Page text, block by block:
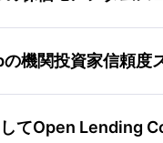
機関投資家信頼度
てOpen Lending